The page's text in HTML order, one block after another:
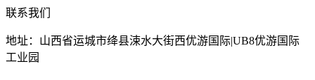
联系我们
地址：山西省运城市绛县涑水大街西优游国际|UB8优游国际
工业园